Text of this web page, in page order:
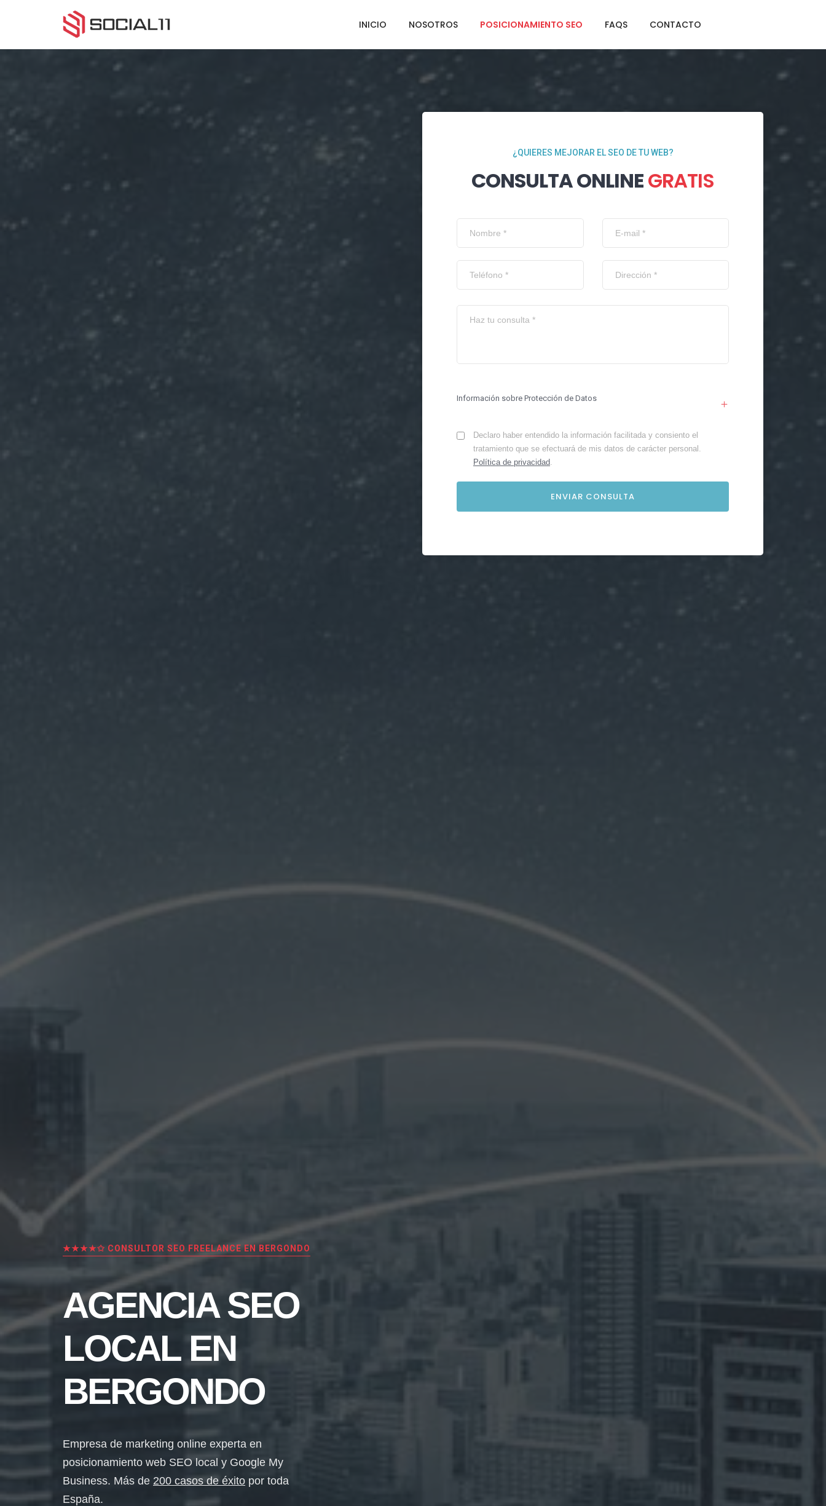
INICIO NOSOTROS POSICIONAMIENTO SEO FAQS CONTACTO
★★★★✩ CONSULTOR SEO FREELANCE EN BERGONDO
AGENCIA SEO
LOCAL EN
BERGONDO
Empresa de marketing online experta en
posicionamiento web SEO local y Google My
Business. Más de 200 casos de éxito por toda
España.
¿QUIERES MEJORAR EL SEO DE TU WEB?
CONSULTA ONLINEGRATIS
Información sobre Protección de Datos
Declaro haber entendido la información facilitada y consiento el
tratamiento que se efectuará de mis datos de carácter personal.
Política de privacidad.